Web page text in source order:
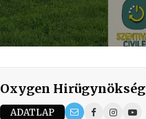
Oxygen Hirügynökség
ADATLAP